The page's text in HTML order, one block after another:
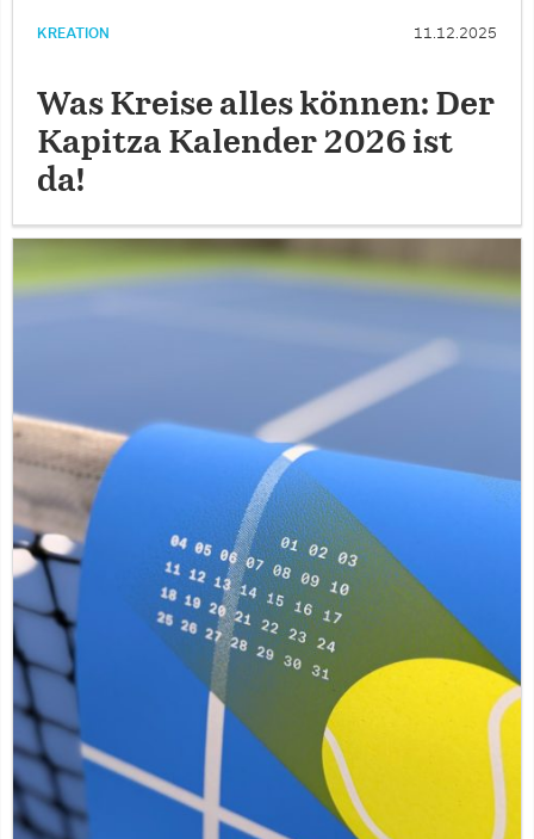
KREATION 11.12.2025
Was Kreise alles können: Der
Kapitza Kalender 2026 ist
da!